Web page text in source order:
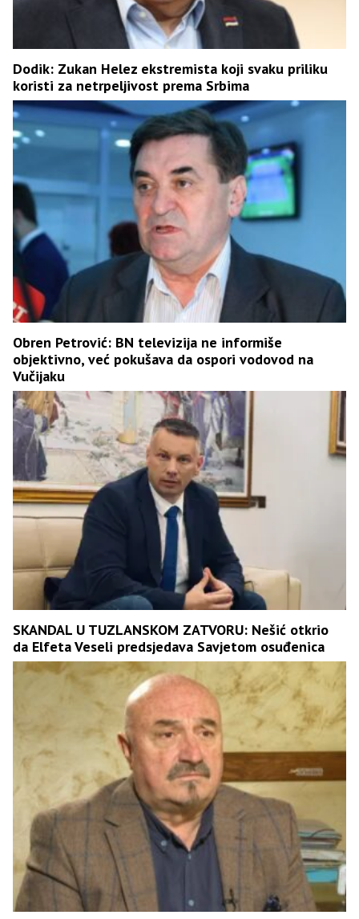
Dodik: Zukan Helez ekstremista koji svaku priliku
koristi za netrpeljivost prema Srbima
Obren Petrović: BN televizija ne informiše
objektivno, već pokušava da ospori vodovod na
Vučijaku
SKANDAL U TUZLANSKOM ZATVORU: Nešić otkrio
da Elfeta Veseli predsjedava Savjetom osuđenica